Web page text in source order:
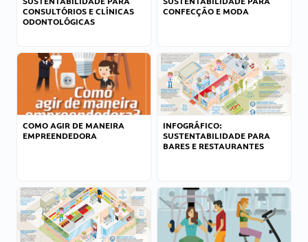
CONSULTÓRIOS E CLÍNICAS
ODONTOLÓGICAS
CONFECÇÃO E MODA
COMO AGIR DE MANEIRA
EMPREENDEDORA
INFOGRÁFICO:
SUSTENTABILIDADE PARA
BARES E RESTAURANTES